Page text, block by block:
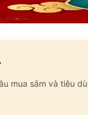
mua sắm và tiêu